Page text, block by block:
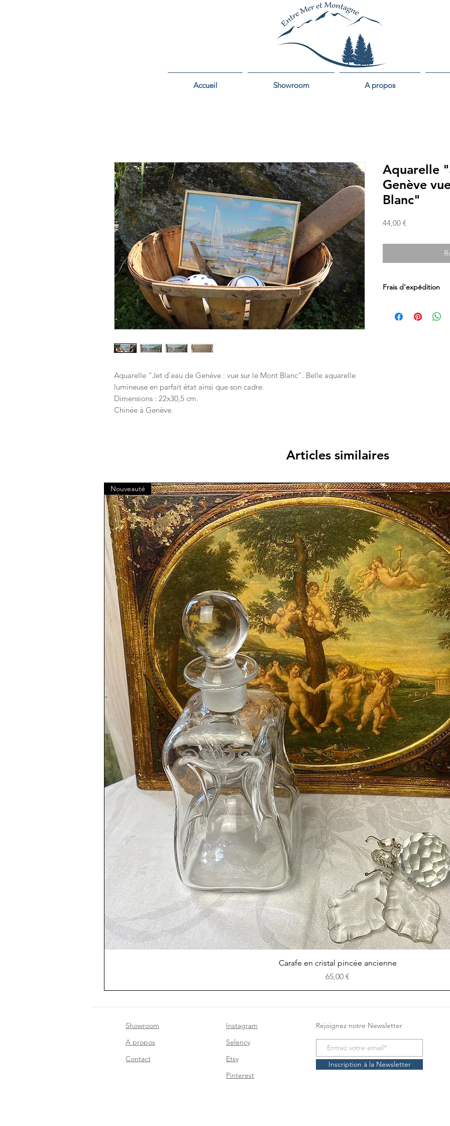
Accueil Showroom A propos
Aquarelle "Jet d'eau de Genève : vue sur le Mont Blanc". Belle aquarelle
lumineuse en parfait état ainsi que son cadre.
Dimensions : 22x30,5 cm.
Chinée à Genève.
Aquarelle
Genève
Blanc"
44,00 €Prix
Frais d'expédition
par Mondial Relay
Articles similaires
Aperçu rapide
Nouveauté
Carafe en cristal pincée ancienne
Prix
65,00 €
Showroom
A propos
Contact
Instagram
Selency
Etsy
Pinterest
Rejoignez notre Newsletter
Inscription à la Newsletter